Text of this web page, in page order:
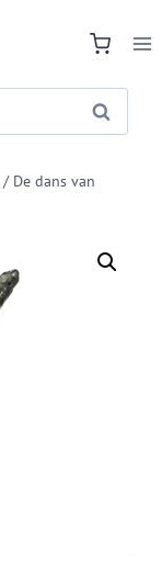
Zoeken
/ De dans van